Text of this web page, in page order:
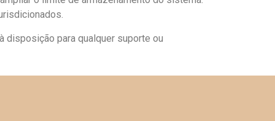
disposição para qualquer suporte ou